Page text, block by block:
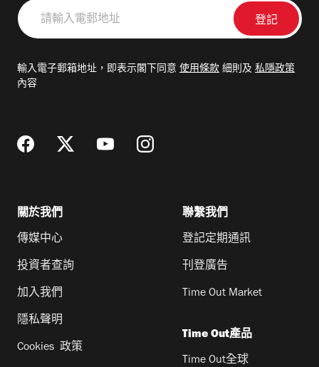
請
輸
郵
輸入電子郵箱地址，即表示閣下同意 使用條款 細則及 私隱政策
內容
關於我們
傳媒中心
投資者查詢
加入我們
隱私聲明
Cookies 政策
聯繫我們
登記定期通訊
刊登廣告
Time Out Market
Time Out產品
Time Out全球